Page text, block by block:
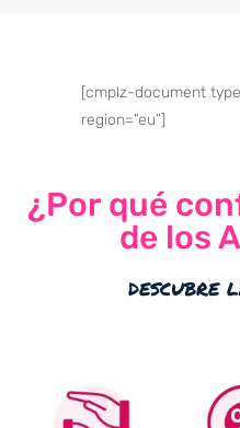
[cmplz-document
region=”eu”]
¿Por qué
de los
descubre